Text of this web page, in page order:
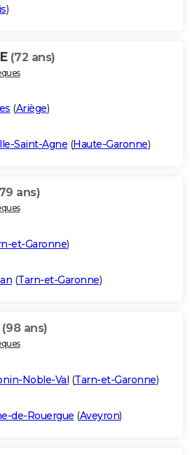
)
(72 ans)
(Ariège)
Saint-Agne (Haute-Garonne)
ans)
et-Garonne)
(Tarn-et-Garonne)
(98 ans)
Noble-Val (Tarn-et-Garonne)
de-Rouergue (Aveyron)